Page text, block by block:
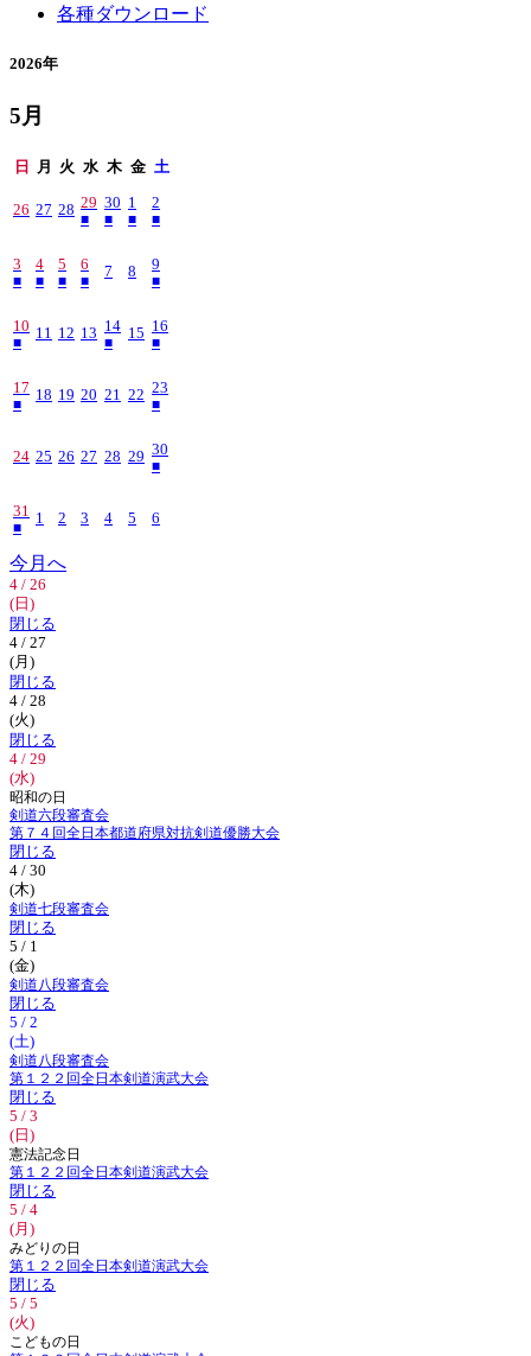
各種ダウンロード
2026年
5月
日 月 火 水 木 金 土
26 27 28 29
■
30
■
1
■
2
■
3
■
4
■
5
■
6
■
7 8 9
■
10
■
11 12 13 14
■
15 16
■
17
■
18 19 20 21 22 23
■
24 25 26 27 28 29 30
■
31
■
1 2 3 4 5 6
今月へ
4 / 26
(日)
閉じる
4 / 27
(月)
閉じる
4 / 28
(火)
閉じる
4 / 29
(水)
昭和の日
剣道六段審査会
第７４回全日本都道府県対抗剣道優勝大会
閉じる
4 / 30
(木)
剣道七段審査会
閉じる
5 / 1
(金)
剣道八段審査会
閉じる
5 / 2
(土)
剣道八段審査会
第１２２回全日本剣道演武大会
閉じる
5 / 3
(日)
憲法記念日
第１２２回全日本剣道演武大会
閉じる
5 / 4
(月)
みどりの日
第１２２回全日本剣道演武大会
閉じる
5 / 5
(火)
こどもの日